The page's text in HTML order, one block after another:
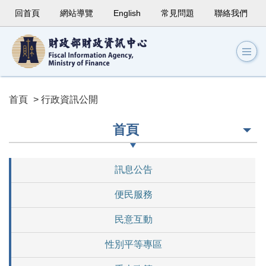
回首頁 網站導覽 English 常見問題 聯絡我們
首頁 > 行政資訊公開
首頁
訊息公告
便民服務
民意互動
性別平等專區